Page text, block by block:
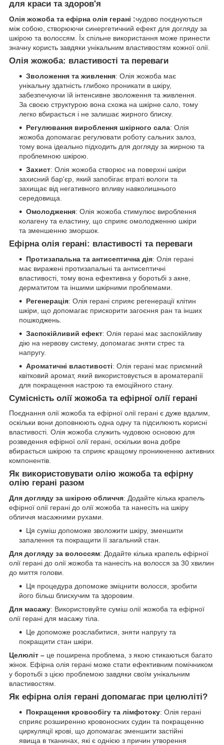
для краси та здоров'я
Олія жожоба та ефірна олія герані :чудово поєднуються
між собою, створюючи синергетичний ефект для догляду за
шкірою та волоссям. Їх спільне використання може принести
значну користь завдяки унікальним властивостям кожної олії.
Олія жожоба: властивості та переваги
Зволоження та живлення: Олія жожоба має
унікальну здатність глибоко проникати в шкіру,
забезпечуючи їй інтенсивне зволоження та живлення.
За своєю структурою вона схожа на шкірне сало, тому
легко вбирається і не залишає жирного блиску.
Регулювання вироблення шкірного сала: Олія
жожоба допомагає регулювати роботу сальних залоз,
тому вона ідеально підходить для догляду за жирною та
проблемною шкірою.
Захист: Олія жожоба створює на поверхні шкіри
захисний бар'єр, який запобігає втраті вологи та
захищає від негативного впливу навколишнього
середовища.
Омолодження: Олія жожоба стимулює вироблення
колагену та еластину, що сприяє омолодженню шкіри
та зменшенню зморшок.
Ефірна олія герані: властивості та переваги
Протизапальна та антисептична дія: Олія герані
має виражені протизапальні та антисептичні
властивості, тому вона ефективна у боротьбі з акне,
дерматитом та іншими шкірними проблемами.
Регенерація: Олія герані сприяє регенерації клітин
шкіри, що допомагає прискорити загоєння ран та інших
пошкоджень.
Заспокійливий ефект: Олія герані має заспокійливу
дію на нервову систему, допомагає зняти стрес та
напругу.
Ароматичні властивості: Олія герані має приємний
квітковий аромат, який використовується в ароматерапії
для покращення настрою та емоційного стану.
Сумісність олії жожоба та ефірної олії герані
Поєднання олії жожоба та ефірної олії герані є дуже вдалим,
оскільки вони доповнюють одна одну та підсилюють корисні
властивості. Олія жожоба служить чудовою основою для
розведення ефірної олії герані, оскільки вона добре
вбирається шкірою та сприяє кращому проникненню активних
компонентів.
Як використовувати олію жожоба та ефірну
олію герані разом
Для догляду за шкірою обличчя: Додайте кілька крапель
ефірної олії герані до олії жожоба та нанесіть на шкіру
обличчя масажними рухами.
Ця суміш допоможе зволожити шкіру, зменшити
запалення та покращити її загальний стан.
Для догляду за волоссям: Додайте кілька крапель ефірної
олії герані до олії жожоба та нанесіть на волосся за 30 хвилин
до миття голови.
Ця процедура допоможе зміцнити волосся, зробити
його більш блискучим та здоровим.
Для масажу: Використовуйте суміш олії жожоба та ефірної
олії герані для масажу тіла.
Це допоможе розслабитися, зняти напругу та
покращити стан шкіри.
Целюліт – це поширена проблема, з якою стикаються багато
жінок. Ефірна олія герані може стати ефективним помічником
у боротьбі з цією проблемою завдяки своїм унікальним
властивостям.
Як ефірна олія герані допомагає при целюліті?
Покращення кровообігу та лімфотоку: Олія герані
сприяє розширенню кровоносних судин та покращенню
циркуляції крові, що допомагає зменшити застійні
явища в тканинах, які є однією з причин утворення